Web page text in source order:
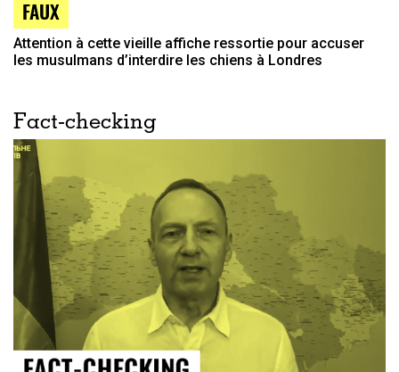
FAUX
Attention à cette vieille affiche ressortie pour accuser
les musulmans d’interdire les chiens à Londres
Fact-checking